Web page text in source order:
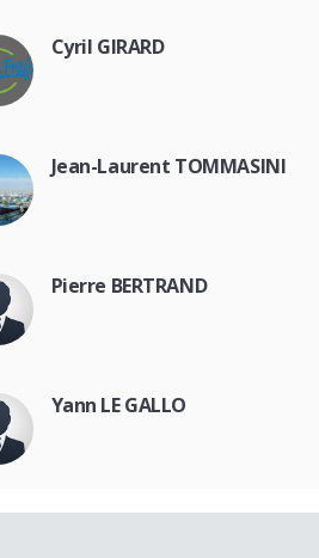
Cyril GIRARD
Jean-Laurent TOMMASINI
Pierre BERTRAND
Yann LE GALLO